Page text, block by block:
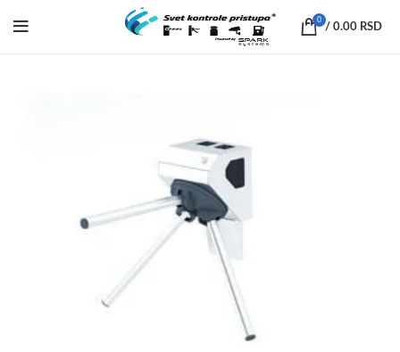
0
/ 0.00 RSD